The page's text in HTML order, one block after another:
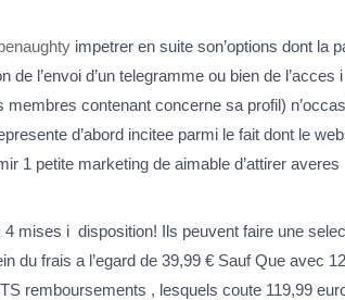
impetrer en suite son’options dont la
l’envoi d’un telegramme ou bien de l’acces
contenant concerne sa profil)
d’abord incitee parmi le fait dont le
1 petite marketing de aimable d’attirer averes
mises i disposition! Ils peuvent faire une
du frais a l’egard de 39,99 € Sauf Que avec
remboursements , lesquels coute 119,99